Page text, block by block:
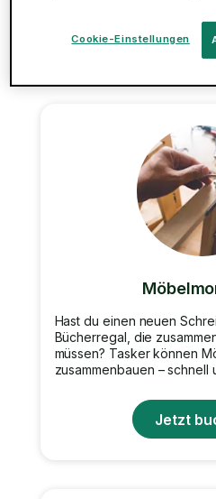
Jetzt
Hast du einen neuen
Bücherregal, die
müssen? Tasker können
zusammenbauen – schnell
Jetzt
Cookie-Einstellungen